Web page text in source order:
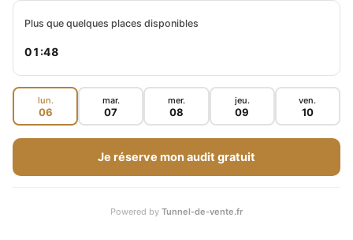
Plus que quelques places disponibles
01:47
lun.
06
mar.
07
mer.
08
jeu.
09
ven.
10
Je réserve mon audit gratuit
Powered by Tunnel-de-vente.fr